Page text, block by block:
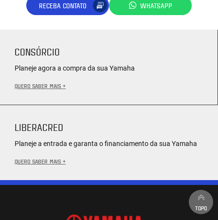
RECEBA CONTATO WHATSAPP
CONSÓRCIO
Planeje agora a compra da sua Yamaha
QUERO SABER MAIS +
LIBERACRED
Planeje a entrada e garanta o financiamento da sua Yamaha
QUERO SABER MAIS +
TOPO